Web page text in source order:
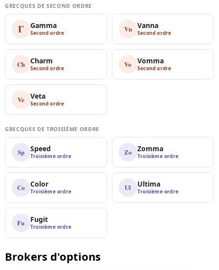
GRECQUES DE SECOND ORDRE
Γ Gamma
Second ordre Vn Vanna
Second ordre
Ch Charm
Second ordre Vo Vomma
Second ordre
Ve Veta
Second ordre
GRECQUES DE TROISIÈME ORDRE
Sp Speed
Troisième ordre Zo Zomma
Troisième ordre
Co Color
Troisième ordre Ul Ultima
Troisième ordre
Fu Fugit
Troisième ordre
Brokers d'options